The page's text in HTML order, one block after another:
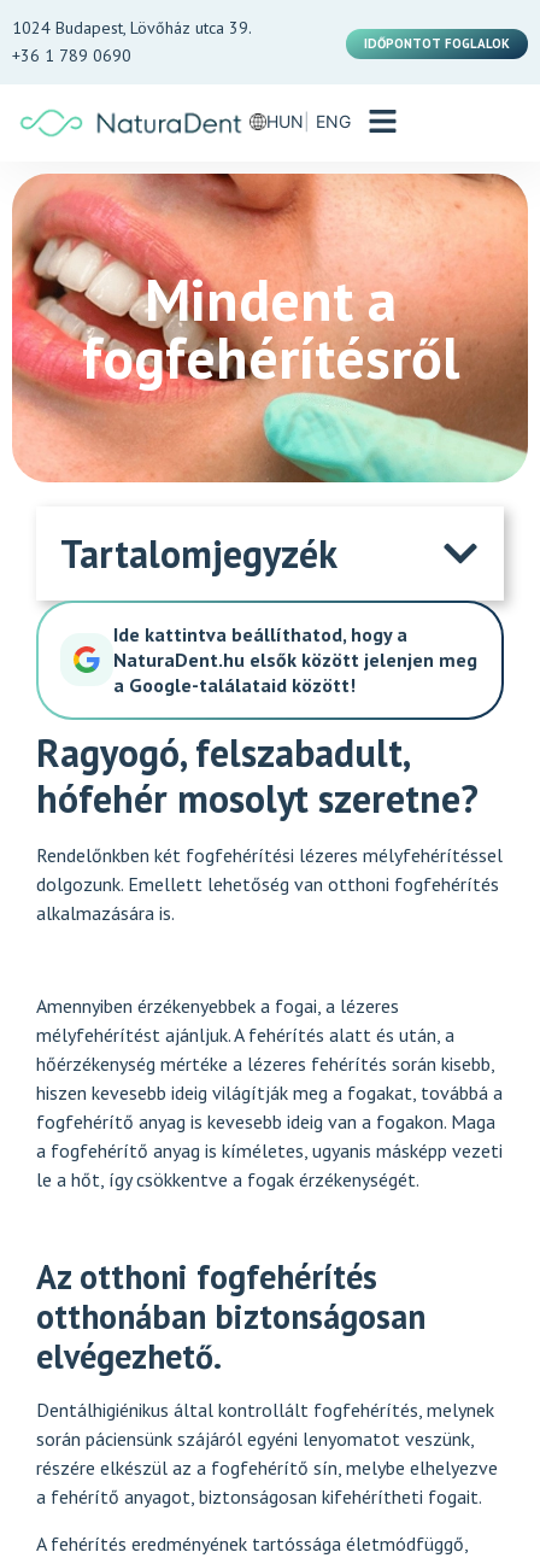
1024 Budapest, Lövőház utca 39.
+36 1 789 0690
IDŐPONTOT FOGLALOK
HUN ENG
Mindent a
fogfehérítésről
Tartalomjegyzék
Ide kattintva beállíthatod, hogy a
NaturaDent.hu elsők között jelenjen meg
a Google-találataid között!
Ragyogó, felszabadult,
hófehér mosolyt szeretne?
Rendelőnkben két fogfehérítési lézeres mélyfehérítéssel
dolgozunk. Emellett lehetőség van otthoni fogfehérítés
alkalmazására is.
Amennyiben érzékenyebbek a fogai, a lézeres
mélyfehérítést ajánljuk. A fehérítés alatt és után, a
hőérzékenység mértéke a lézeres fehérítés során kisebb,
hiszen kevesebb ideig világítják meg a fogakat, továbbá a
fogfehérítő anyag is kevesebb ideig van a fogakon. Maga
a fogfehérítő anyag is kíméletes , ugyanis másképp vezeti
le a hőt, így csökkentve a fogak érzékenységét.
Az otthoni fogfehérítés
otthonában biztonságosan
elvégezhető.
Dentálhigiénikus által kontrollált fogfehérítés, melynek
során páciensünk szájáról egyéni lenyomatot veszünk,
részére elkészül az a fogfehérítő sín, melybe elhelyezve
a fehérítő anyagot, biztonságosan kifehérítheti fogait.
A fehérítés eredményének tartóssága életmódfüggő,